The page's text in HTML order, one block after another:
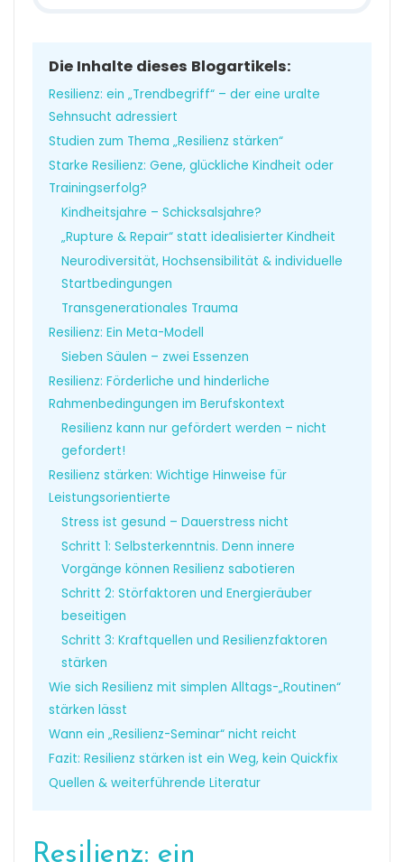
Die Inhalte dieses Blogartikels:
Resilienz: ein „Trendbegriff“ – der eine uralte
Sehnsucht adressiert
Studien zum Thema „Resilienz stärken“
Starke Resilienz: Gene, glückliche Kindheit oder
Trainingserfolg?
Kindheitsjahre – Schicksalsjahre?
„Rupture & Repair“ statt idealisierter Kindheit
Neurodiversität, Hochsensibilität & individuelle
Startbedingungen
Transgenerationales Trauma
Resilienz: Ein Meta-Modell
Sieben Säulen – zwei Essenzen
Resilienz: Förderliche und hinderliche
Rahmenbedingungen im Berufskontext
Resilienz kann nur gefördert werden – nicht
gefordert!
Resilienz stärken: Wichtige Hinweise für
Leistungsorientierte
Stress ist gesund – Dauerstress nicht
Schritt 1: Selbsterkenntnis. Denn innere
Vorgänge können Resilienz sabotieren
Schritt 2: Störfaktoren und Energieräuber
beseitigen
Schritt 3: Kraftquellen und Resilienzfaktoren
stärken
Wie sich Resilienz mit simplen Alltags-„Routinen“
stärken lässt
Wann ein „Resilienz-Seminar“ nicht reicht
Fazit: Resilienz stärken ist ein Weg, kein Quickfix
Quellen & weiterführende Literatur
Resilienz: ein